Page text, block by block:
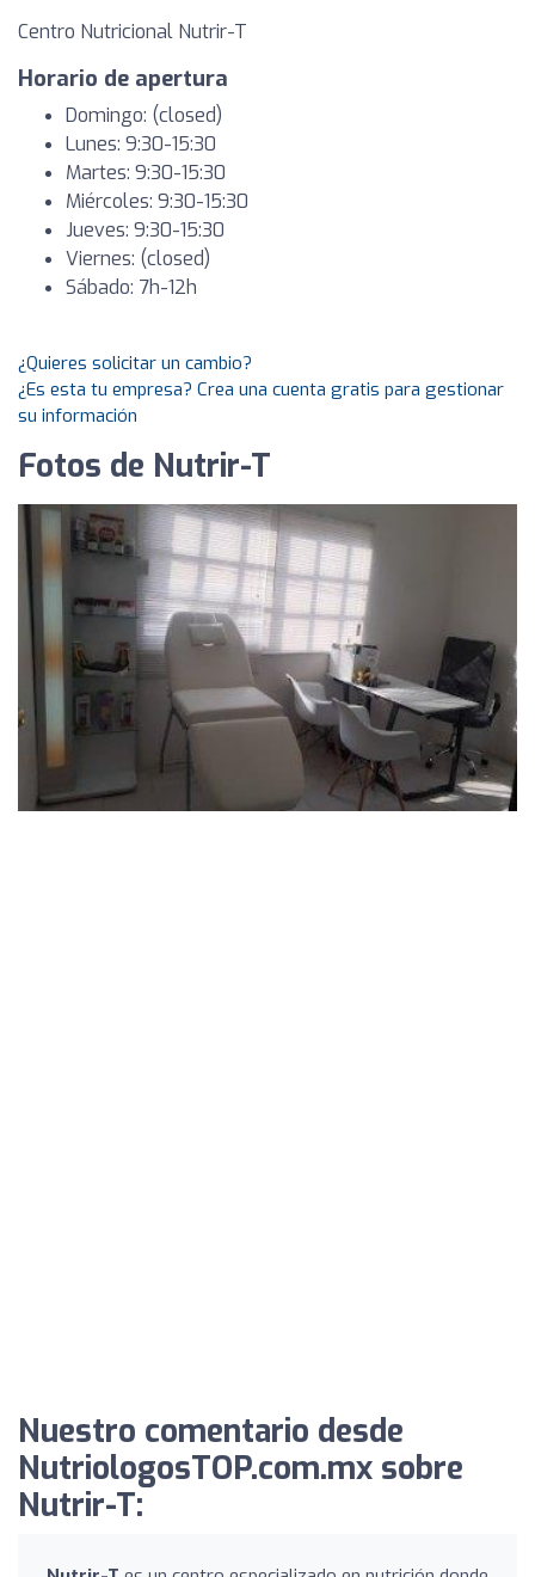
Centro Nutricional Nutrir-T
Horario de apertura
Domingo: (closed)
Lunes: 9:30-15:30
Martes: 9:30-15:30
Miércoles: 9:30-15:30
Jueves: 9:30-15:30
Viernes: (closed)
Sábado: 7h-12h
¿Quieres solicitar un cambio?
¿Es esta tu empresa? Crea una cuenta gratis para gestionar
su información
Fotos de Nutrir-T
Nuestro comentario desde
NutriologosTOP.com.mx sobre
Nutrir-T: